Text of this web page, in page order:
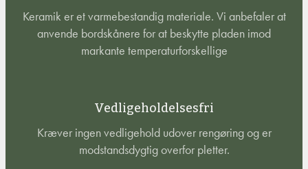
Keramik er et varmebestandig materiale. Vi anbefaler at
anvende bordskånere for at beskytte pladen imod
markante temperaturforskellige
Vedligeholdelsesfri
Kræver ingen vedligehold udover rengøring og er
modstandsdygtig overfor pletter.